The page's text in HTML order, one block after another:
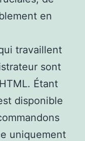
en
travaillent
sont
Étant
disponible
uniquement